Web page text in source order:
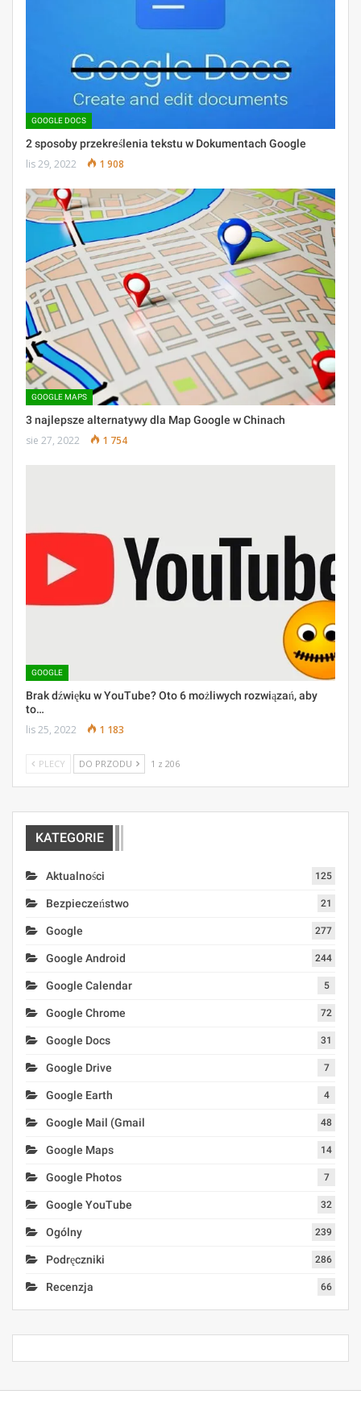
GOOGLE DOCS
2 sposoby przekreślenia tekstu w Dokumentach Google
lis 29, 2022 1 908
GOOGLE MAPS
3 najlepsze alternatywy dla Map Google w Chinach
sie 27, 2022 1 754
GOOGLE
Brak dźwięku w YouTube? Oto 6 możliwych rozwiązań, aby
to…
lis 25, 2022 1 183
PLECY DO PRZODU 1 z 206
KATEGORIE
Aktualności 125
Bezpieczeństwo 21
Google 277
Google Android 244
Google Calendar 5
Google Chrome 72
Google Docs 31
Google Drive 7
Google Earth 4
Google Mail (Gmail 48
Google Maps 14
Google Photos 7
Google YouTube 32
Ogólny 239
Podręczniki 286
Recenzja 66